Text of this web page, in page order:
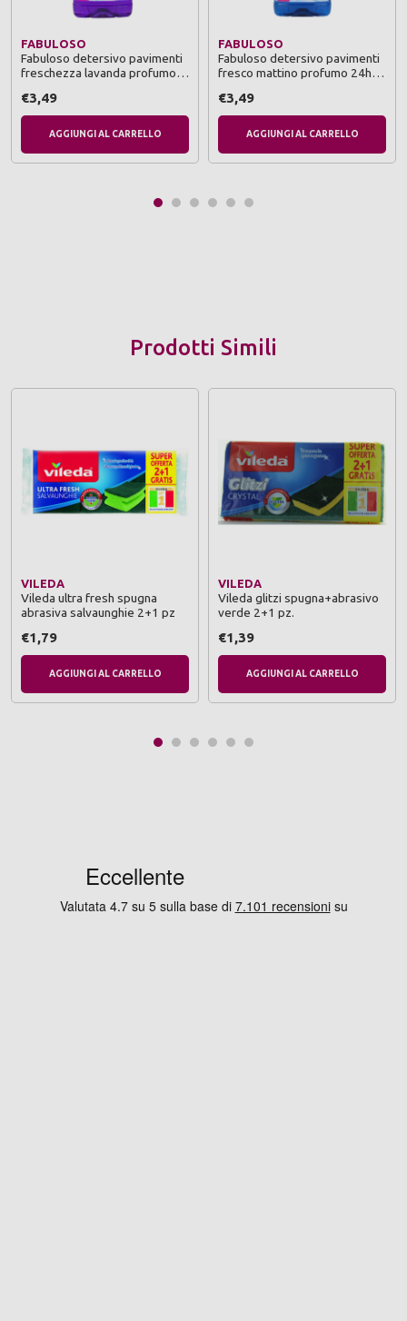
FABULOSO
Fabuloso detersivo pavimenti
freschezza lavanda profumo
€3,49
AGGIUNGI AL CARRELLO
FABULOSO
Fabuloso detersivo pavimenti
fresco mattino profumo 24h
€3,49
AGGIUNGI AL CARRELLO
Prodotti Simili
VILEDA
Vileda ultra fresh spugna
abrasiva salvaunghie 2+1 pz
€1,79
AGGIUNGI AL CARRELLO
VILEDA
Vileda glitzi spugna+abrasivo
verde 2+1 pz.
€1,39
AGGIUNGI AL CARRELLO